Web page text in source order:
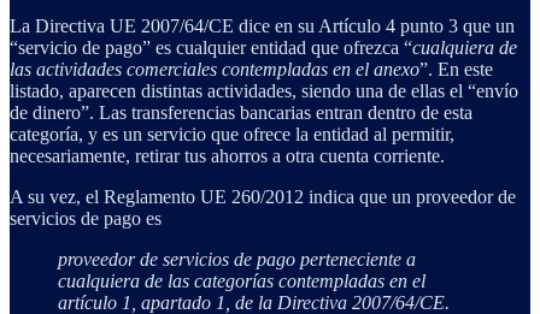
La Directiva UE 2007/64/CE dice en su Artículo 4 punto 3 que un
“servicio de pago” es cualquier entidad que ofrezca “cualquiera de
las actividades comerciales contempladas en el anexo”. En este
listado, aparecen distintas actividades, siendo una de ellas el “envío
de dinero”. Las transferencias bancarias entran dentro de esta
categoría, y es un servicio que ofrece la entidad al permitir,
necesariamente, retirar tus ahorros a otra cuenta corriente.
A su vez, el Reglamento UE 260/2012 indica que un proveedor de
servicios de pago es
proveedor de servicios de pago perteneciente a
cualquiera de las categorías contempladas en el
artículo 1, apartado 1, de la Directiva 2007/64/CE.